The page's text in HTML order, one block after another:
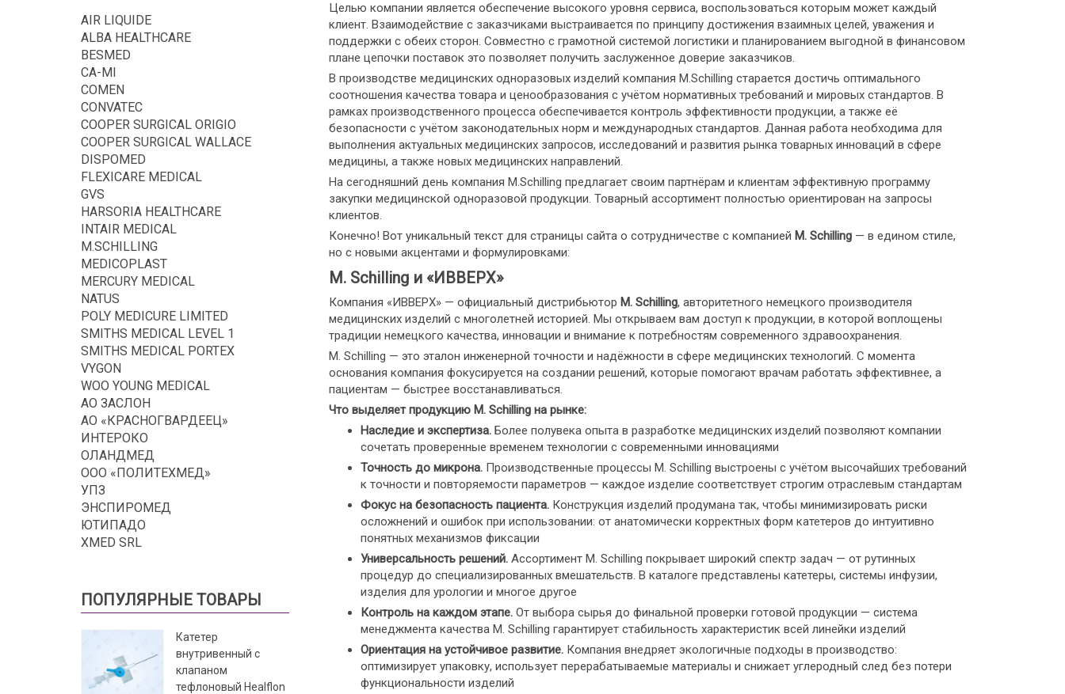
Целью компании является обеспечение высокого уровня сервиса, воспользоваться которым может каждый
клиент. Взаимодействие с заказчиками выстраивается по принципу достижения взаимных целей, уважения и
поддержки с обеих сторон. Совместно с грамотной системой логистики и планированием выгодной в финансовом
плане цепочки поставок это позволяет получить заслуженное доверие заказчиков.
В производстве медицинских одноразовых изделий компания M.Schilling старается достичь оптимального
соотношения качества товара и ценообразования с учётом нормативных требований и мировых стандартов. В
рамках производственного процесса обеспечивается контроль эффективности продукции, а также её
безопасности с учётом законодательных норм и международных стандартов. Данная работа необходима для
выполнения актуальных медицинских запросов, исследований и развития рынка товарных инноваций в сфере
медицины, а также новых медицинских направлений.
На сегодняшний день компания M.Schilling предлагает своим партнёрам и клиентам эффективную программу
закупки медицинской одноразовой продукции. Товарный ассортимент полностью ориентирован на запросы
клиентов.
Конечно! Вот уникальный текст для страницы сайта о сотрудничестве с компанией M. Schilling— в едином стиле,
но с новыми акцентами и формулировками:
M. Schilling и «ИВВЕРХ»
Компания «ИВВЕРХ» — официальный дистрибьютор M. Schilling, авторитетного немецкого производителя
медицинских изделий с многолетней историей. Мы открываем вам доступ к продукции, в которой воплощены
традиции немецкого качества, инновации и внимание к потребностям современного здравоохранения.
M. Schilling — это эталон инженерной точности и надёжности в сфере медицинских технологий. С момента
основания компания фокусируется на создании решений, которые помогают врачам работать эффективнее, а
пациентам — быстрее восстанавливаться.
Что выделяет продукцию M. Schilling на рынке:
Наследие и экспертиза.Более полувека опыта в разработке медицинских изделий позволяют компании
сочетать проверенные временем технологии с современными инновациями
Точность до микрона.Производственные процессы M. Schilling выстроены с учётом высочайших требований
к точности и повторяемости параметров — каждое изделие соответствует строгим отраслевым стандартам
Фокус на безопасность пациента.Конструкция изделий продумана так, чтобы минимизировать риски
осложнений и ошибок при использовании: от анатомически корректных форм катетеров до интуитивно
понятных механизмов фиксации
Универсальность решений.Ассортимент M. Schilling покрывает широкий спектр задач — от рутинных
процедур до специализированных вмешательств. В каталоге представлены катетеры, системы инфузии,
изделия для урологии и многое другое
Контроль на каждом этапе.От выбора сырья до финальной проверки готовой продукции — система
менеджмента качества M. Schilling гарантирует стабильность характеристик всей линейки изделий
Ориентация на устойчивое развитие.Компания внедряет экологичные подходы в производство:
оптимизирует упаковку, использует перерабатываемые материалы и снижает углеродный след без потери
функциональности изделий
AIR LIQUIDE
ALBA HEALTHCARE
BESMED
CA-MI
COMEN
CONVATEC
COOPER SURGICAL ORIGIO
COOPER SURGICAL WALLACE
DISPOMED
FLEXICARE MEDICAL
GVS
HARSORIA HEALTHCARE
INTAIR MEDICAL
M.SCHILLING
MEDICOPLAST
MERCURY MEDICAL
NATUS
POLY MEDICURE LIMITED
SMITHS MEDICAL LEVEL 1
SMITHS MEDICAL PORTEX
VYGON
WOO YOUNG MEDICAL
АО ЗАСЛОН
АО «КРАСНОГВАРДЕЕЦ»
ИНТЕРОКО
ОЛАНДМЕД
ООО «ПОЛИТЕХМЕД»
УПЗ
ЭНСПИРОМЕД
ЮТИПАДО
XMED SRL
ПОПУЛЯРНЫЕ ТОВАРЫ
Катетер
внутривенный с
клапаном
тефлоновый Healflon